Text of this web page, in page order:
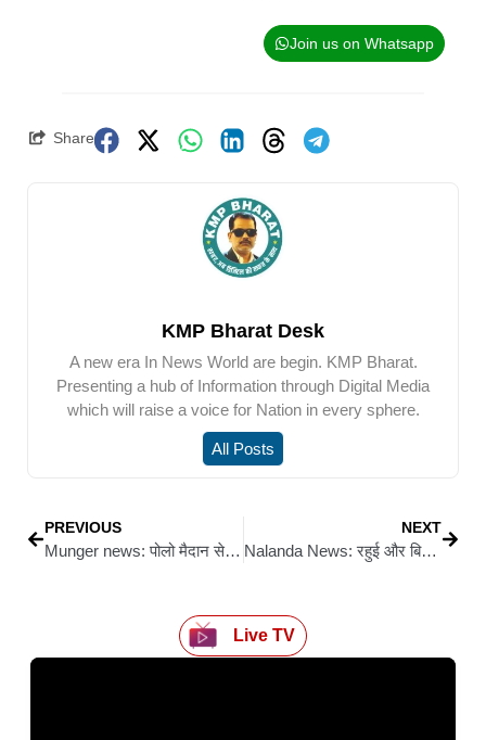
Join us on Whatsapp
Share
KMP Bharat Desk
A new era In News World are begin. KMP Bharat.
Presenting a hub of Information through Digital Media
which will raise a voice for Nation in every sphere.
All Posts
PREVIOUS
Munger news: पोलो मैदान से चिराग की हुंकार: मुंगेर की नव संकल्प महासभा में बोले केंद्रीय मंत्री – ‘बिहार फर्स्ट, बिहारी फर्स्ट’ हमारा लक्ष्य
NEXT
Nalanda News: रहुई और बिहारशरीफ में ₹1.57 करोड़ की विकास योजनाओं का शिलान्यास
Live TV